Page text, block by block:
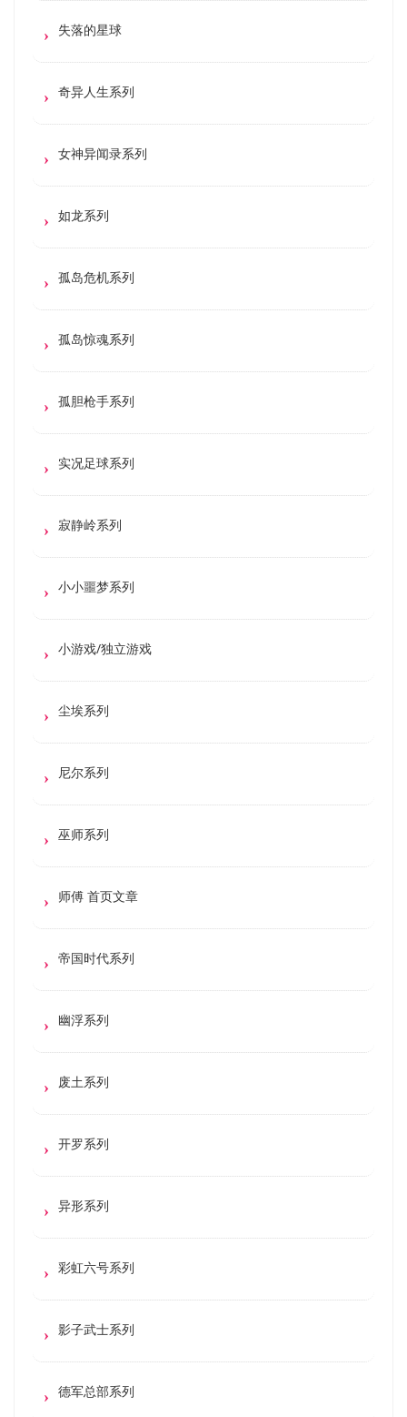
失落的星球
奇异人生系列
女神异闻录系列
如龙系列
孤岛危机系列
孤岛惊魂系列
孤胆枪手系列
实况足球系列
寂静岭系列
小小噩梦系列
小游戏/独立游戏
尘埃系列
尼尔系列
巫师系列
师傅 首页文章
帝国时代系列
幽浮系列
废土系列
开罗系列
异形系列
彩虹六号系列
影子武士系列
德军总部系列